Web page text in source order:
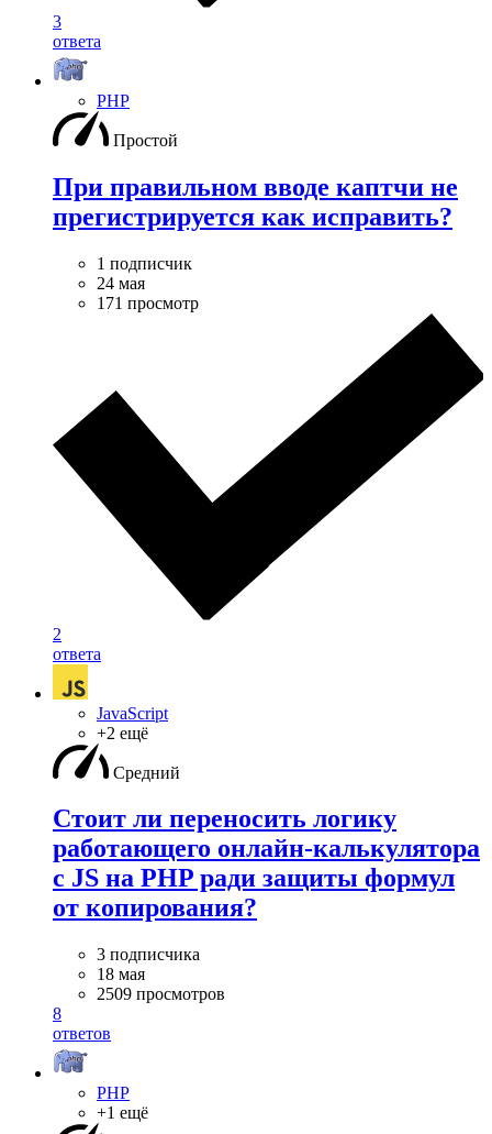
3
ответа
PHP
Простой
При правильном вводе каптчи не
прегистрируется как исправить?
1 подписчик
24 мая
171 просмотр
2
ответа
JavaScript
+2 ещё
Средний
Стоит ли переносить логику
работающего онлайн-калькулятора
с JS на PHP ради защиты формул
от копирования?
3 подписчика
18 мая
2509 просмотров
8
ответов
PHP
+1 ещё